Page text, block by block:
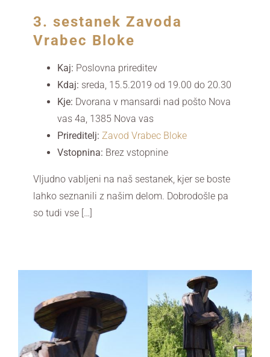
3. sestanek Zavoda
Vrabec Bloke
Kaj: Poslovna prireditev
Kdaj: sreda, 15.5.2019 od 19.00 do 20.30
Kje: Dvorana v mansardi nad pošto Nova
vas 4a 1385 Nova vas
Prireditelj: Zavod Vrabec Bloke
Vstopnina: Brez vstopnine
Vljudno vabljeni na naš sestanek, kjer se boste
lahko seznanili z našim delom. Dobrodošle pa
so tudi vse […]